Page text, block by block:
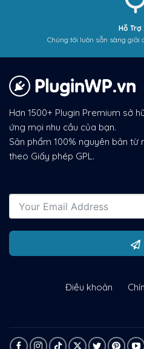
Hỗ
Chúng tôi luôn sẵn sàng giải
Hơn 1500+ Plugin Premium sở
ứng mọi nhu cầu của bạn.
Sản phẩm 100% nguyên bản từ
theo Giấy phép GPL.
Điều khoản